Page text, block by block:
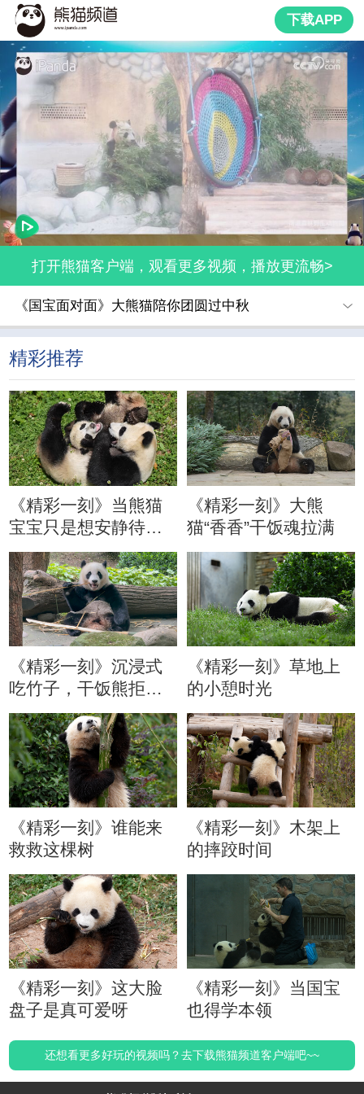
下载APP
打开熊猫客户端，观看更多视频，播放更流畅>
《国宝面对面》大熊猫陪你团圆过中秋
精彩推荐
《精彩一刻》当熊猫
宝宝只是想安静待会
儿
《精彩一刻》大熊
猫“香香”干饭魂拉满
《精彩一刻》沉浸式
吃竹子，干饭熊拒绝
分心
《精彩一刻》草地上
的小憩时光
《精彩一刻》谁能来
救救这棵树
《精彩一刻》木架上
的摔跤时间
《精彩一刻》这大脸
盘子是真可爱呀
《精彩一刻》当国宝
也得学本领
还想看更多好玩的视频吗？去下载熊猫频道客户端吧~~